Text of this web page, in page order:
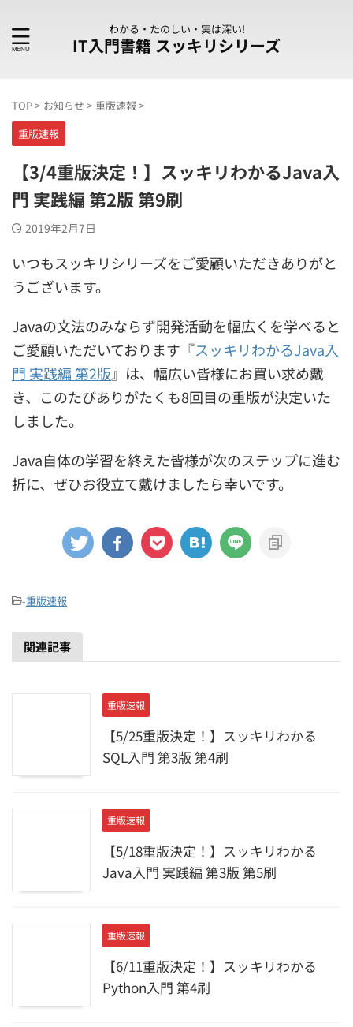
わかる・たのしい・実は深い!
IT入門書籍 スッキリシリーズ
TOP> お知らせ > 重版速報 >
重版速報
【3/4重版決定！】スッキリわかるJava入
門 実践編 第2版 第9刷
2019年2月7日
いつもスッキリシリーズをご愛顧いただきありがと
うございます。
Javaの文法のみならず開発活動を幅広くを学べると
ご愛顧いただいております『スッキリわかるJava入
門 実践編 第2版』は、幅広い皆様にお買い求め戴
き、このたびありがたくも8回目の重版が決定いた
しました。
Java自体の学習を終えた皆様が次のステップに進む
折に、ぜひお役立て戴けましたら幸いです。
-重版速報
関連記事
重版速報
【5/25重版決定！】スッキリわかる
SQL入門 第3版 第4刷
重版速報
【5/18重版決定！】スッキリわかる
Java入門 実践編 第3版 第5刷
重版速報
【6/11重版決定！】スッキリわかる
Python入門 第4刷